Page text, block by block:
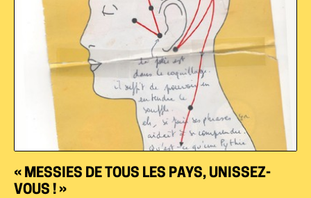
« MESSIES DE TOUS LES PAYS, UNISSEZ-
VOUS ! »